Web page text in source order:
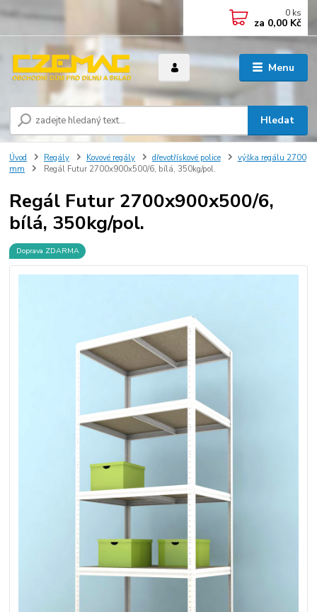
Menu
Hledat
0 ks
za 0,00 Kč
Úvod Regály Kovové regály dřevotřískové police
výška regálu 2700
mm
Regál Futur 2700x900x500/6, bílá, 350kg/pol.
Regál Futur 2700x900x500/6,
bílá, 350kg/pol.
Doprava ZDARMA